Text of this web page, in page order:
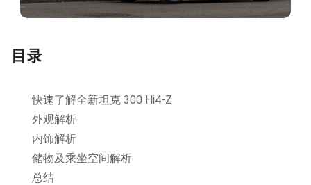
目录
快速了解全新坦克 300 Hi4-Z
外观解析
内饰解析
储物及乘坐空间解析
总结